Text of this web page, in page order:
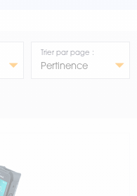
Trier par page :